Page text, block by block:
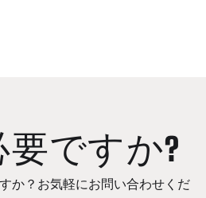
ですか?
か？お気軽にお問い合わせくだ